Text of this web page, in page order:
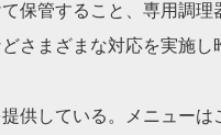
保管すること、専用調理
さまざまな対応を実施し
提供している。メニュー